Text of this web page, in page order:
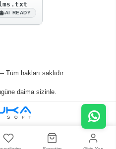
AI READY
hakları saklıdır.
daima sizinle.